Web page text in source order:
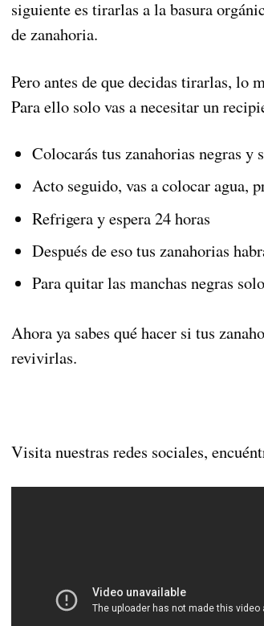
siguiente es tirarlas a la basura
de zanahoria.
Pero antes de que decidas tirarlas, lo
Para ello solo vas a necesitar un
Colocarás tus zanahorias negras
Acto seguido, vas a colocar agua,
Refrigera y espera 24 horas
Después de eso tus zanahorias
Para quitar las manchas negras
Ahora ya sabes qué hacer si tus
revivirlas.
Visita nuestras redes sociales,